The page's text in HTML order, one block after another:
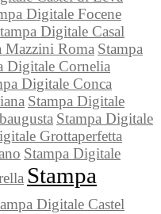
Digitale Focene
Digitale Casal
Mazzini Roma Stampa
Digitale Cornelia
Digitale Conca
Stampa Digitale
Stampa Digitale
Grottaperfetta
Stampa Digitale
Stampa
Digitale Castel